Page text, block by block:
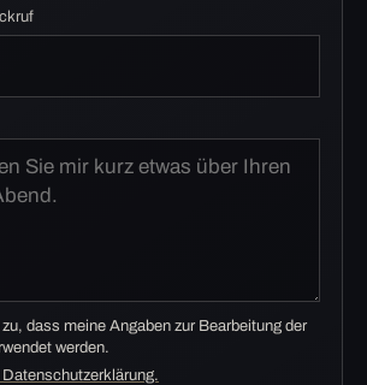
dass meine Angaben zur Bearbeitung der
werden.
Datenschutzerklärung.